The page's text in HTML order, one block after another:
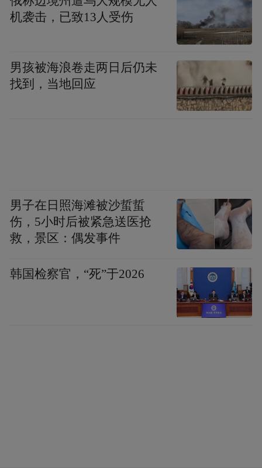
机袭击，已致13人受伤
男孩被海浪卷走两日后仍未
找到，当地回应
男子在日照海滩被沙蜇蜇
伤，5小时后被紧急送医抢
救，景区：偶发事件
韩国检察官，“死”于2026